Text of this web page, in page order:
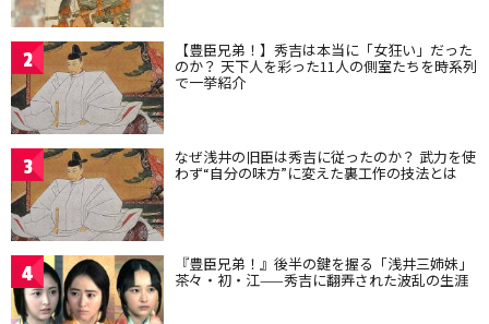
2 【豊臣兄弟！】秀吉は本当に「女狂い」だった
のか？ 天下人を彩った11人の側室たちを時系列
で一挙紹介
3 なぜ浅井の旧臣は秀吉に従ったのか？ 武力を使
わず“自分の味方”に変えた裏工作の技法とは
4 『豊臣兄弟！』後半の鍵を握る「浅井三姉妹」
茶々・初・江——秀吉に翻弄された波乱の生涯